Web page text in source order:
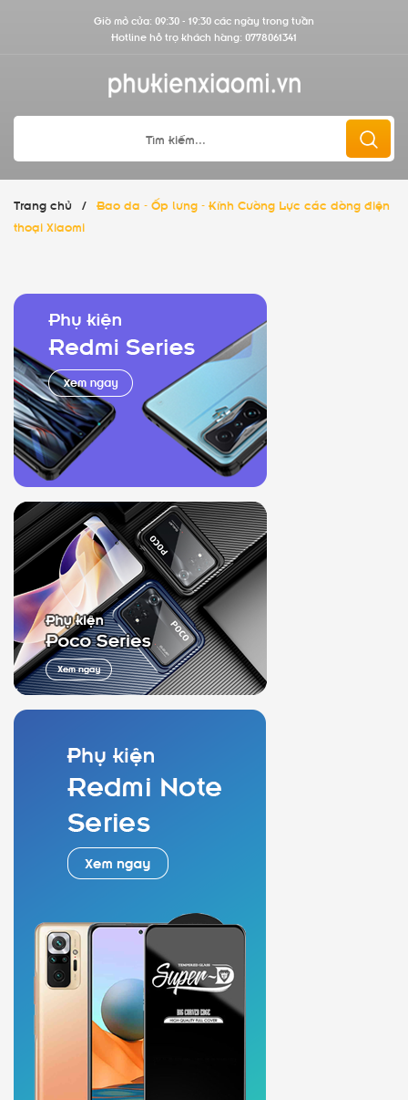
Giờ mở cửa: 09:30 - 19:30 các ngày trong tuần
Hotline hỗ trợ khách hàng: 0778061341
Trang chủ / Bao da - Ốp lưng - Kính Cường Lực các dòng điện
thoại Xiaomi